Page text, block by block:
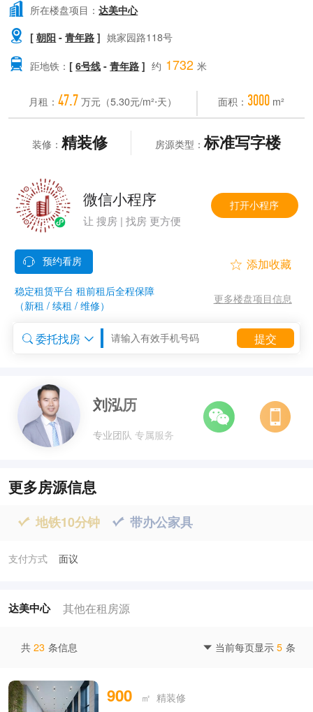

 所在楼盘项目：达美中心
 [朝阳 -青年路 ] 姚家园路118号
 距地铁： [6号线 -青年路 ] 约 1732 米
月租： 47.7 万元（5.30元/m²⋅天） 面积： 3000 m²
装修： 精装修 房源类型：标准写字楼
微信小程序
让 搜房 | 找房 更方便
打开小程序
稳定租赁平台 租前租后全程保障
（新租 / 续租 / 维修）

更多楼盘项目信息
 委托找房  提交
刘泓历
专业团队 专属服务
更多房源信息
 地铁10分钟  带办公家具
支付方式 面议
达美中心 其他在租房源
共 23 条信息  当前每页显示 5 条
900 ㎡ 精装修